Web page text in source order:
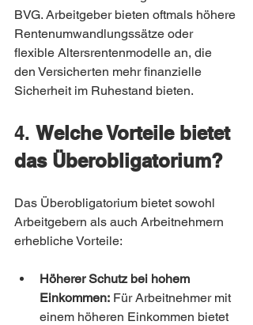
BVG. Arbeitgeber bieten oftmals höhere
Rentenumwandlungssätze oder
flexible Altersrentenmodelle an, die
den Versicherten mehr finanzielle
Sicherheit im Ruhestand bieten.
4. Welche Vorteile bietet
das Überobligatorium?
Das Überobligatorium bietet sowohl
Arbeitgebern als auch Arbeitnehmern
erhebliche Vorteile:
Höherer Schutz bei hohem
Einkommen: Für Arbeitnehmer mit
einem höheren Einkommen bietet